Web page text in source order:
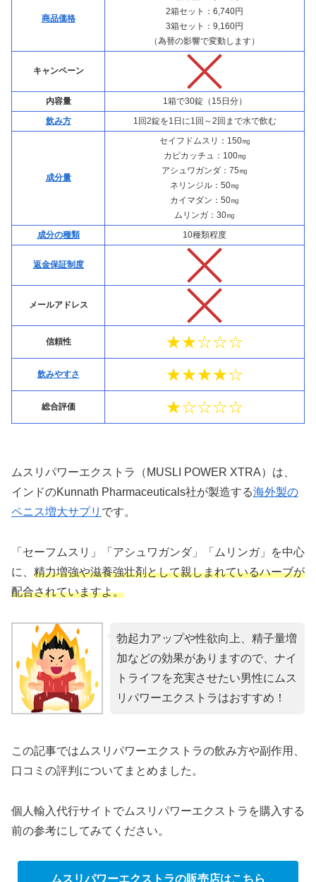
商品価格
2箱セット：6,740円
3箱セット：9,160円
（為替の影響で変動します）
キャンペーン
内容量
1箱で30錠（15日分）
飲み方
1回2錠を1日に1回～2回まで水で飲む
成分量
セイフドムスリ：150㎎
カピカッチュ：100㎎
アシュワガンダ：75㎎
ネリンジル：50㎎
カイマダン：50㎎
ムリンガ：30㎎
成分の種類
10種類程度
返金保証制度
メールアドレス
信頼性 ★★☆☆☆
飲みやすさ ★★★★☆
総合評価 ★☆☆☆☆
ムスリパワーエクストラ（MUSLI POWER XTRA）は、
インドのKunnath Pharmaceuticals社が製造する海外製の
ペニス増大サプリ です。
「セーフムスリ」「アシュワガンダ」「ムリンガ」を中心
に、 精力増強や滋養強壮剤として親しまれているハーブが
配合されていますよ。
勃起力アップや性欲向上、精子量増
加などの効果がありますので、ナイ
トライフを充実させたい男性にムス
リパワーエクストラはおすすめ！
この記事ではムスリパワーエクストラの飲み方や副作用、
口コミの評判についてまとめました。
個人輸入代行サイトでムスリパワーエクストラを購入する
前の参考にしてみてください。
ムスリパワーエクストラの販売店はこちら